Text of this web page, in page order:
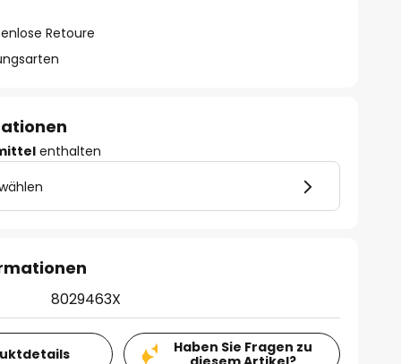
Retoure
enthalten
8029463X
Haben Sie Fragen zu